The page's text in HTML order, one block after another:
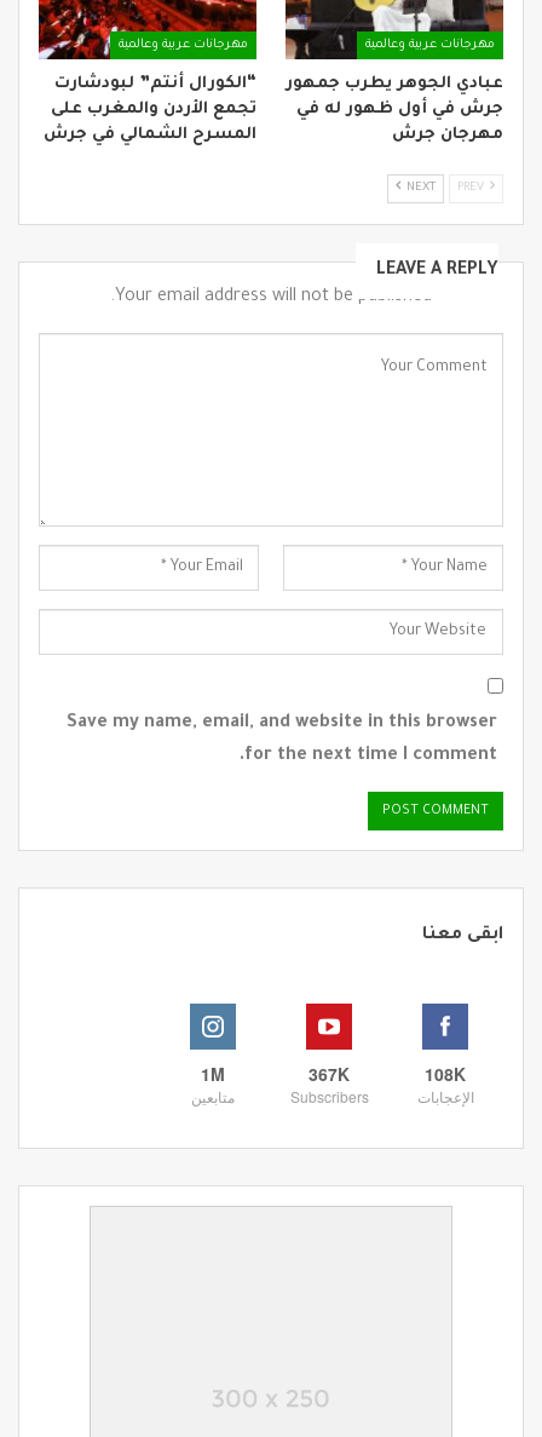
مهرجانات عربية وعالمية
عبادي الجوهر يطرب جمهور
جرش في أول ظهور له في
مهرجان جرش
مهرجانات عربية وعالمية
“الكورال أنتم” لبودشارت
تجمع الأردن والمغرب على
المسرح الشمالي في جرش
NEXT
LEAVE A REPLY
Your email address will not be published.
Save my name, email, and website in this browser
for the next time I comment.
ابقى معنا
108K
الإعجابات
367K
Subscribers
1M
متابعين